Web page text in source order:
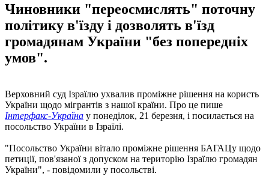
Чиновники "переосмислять" поточну
політику в'їзду і дозволять в'їзд
громадянам України "без попередніх
умов".
Верховний суд Ізраїлю ухвалив проміжне рішення на користь
України щодо мігрантів з нашої країни. Про це пише
Інтерфакс-Україна у понеділок, 21 березня, і посилається на
посольство України в Ізраїлі.
"Посольство України вітало проміжне рішення БАГАЦу щодо
петиції, пов'язаної з допуском на територію Ізраїлю громадян
України", - повідомили у посольстві.